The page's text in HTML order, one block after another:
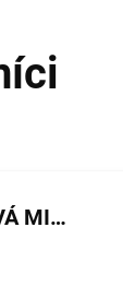
JANA ŘEZNÍČKOVÁ MICHALIČKOVÁ